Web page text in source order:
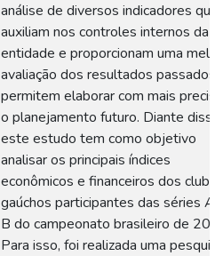
análise de diversos indicadores que
auxiliam nos controles internos da
entidade e proporcionam uma
avaliação dos resultados passados
permitem elaborar com mais
o planejamento futuro. Diante disso,
este estudo tem como objetivo
analisar os principais índices
econômicos e financeiros dos
gaúchos participantes das séries A
B do campeonato brasileiro de
Para isso, foi realizada uma